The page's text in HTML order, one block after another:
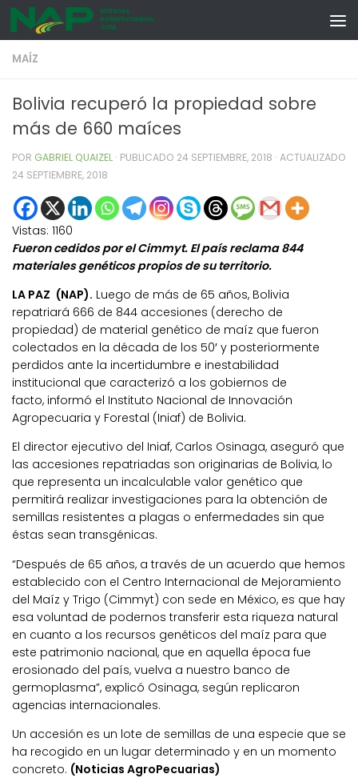
Skip to content
MAÍZ
Bolivia recuperó la propiedad sobre
más de 660 maíces
POR GABRIEL QUAIZEL · PUBLICADO 24 SEPTIEMBRE, 2018 · ACTUALIZADO
24 SEPTIEMBRE, 2018
Vistas: 1160
Fueron cedidos por el Cimmyt. El país reclama 844
materiales genéticos propios de su territorio.
LA PAZ (NAP). Luego de más de 65 años, Bolivia
repatriará 666 de 844 accesiones (derecho de
propiedad) de material genético de maíz que fueron
colectados en la década de los 50′ y posteriormente
perdidos ante la incertidumbre e inestabilidad
institucional que caracterizó a los gobiernos de
facto, informó el Instituto Nacional de Innovación
Agropecuaria y Forestal (Iniaf) de Bolivia.
El director ejecutivo del Iniaf, Carlos Osinaga, aseguró que
las accesiones repatriadas son originarias de Bolivia, lo
que representa un incalculable valor genético que
permitirá realizar investigaciones para la obtención de
semillas resistentes a plagas o enfermedades sin que
éstas sean transgénicas.
“Después de 65 años, a través de un acuerdo que hemos
establecido con el Centro Internacional de Mejoramiento
del Maíz y Trigo (Cimmyt) con sede en México, es que hay
esa voluntad de podernos transferir esta riqueza natural
en cuanto a los recursos genéticos del maíz para que
este patrimonio nacional, que en aquella época fue
erosionado del país, vuelva a nuestro banco de
germoplasma”, explicó Osinaga, según replicaron
agencias internacionales.
Un accesión es un lote de semillas de una especie que se
ha recogido en un lugar determinado y en un momento
concreto. (Noticias AgroPecuarias)